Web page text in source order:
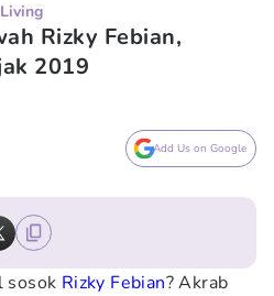
Rizky Febian,
2019
Add Us on Google
sosok Rizky Febian? Akrab